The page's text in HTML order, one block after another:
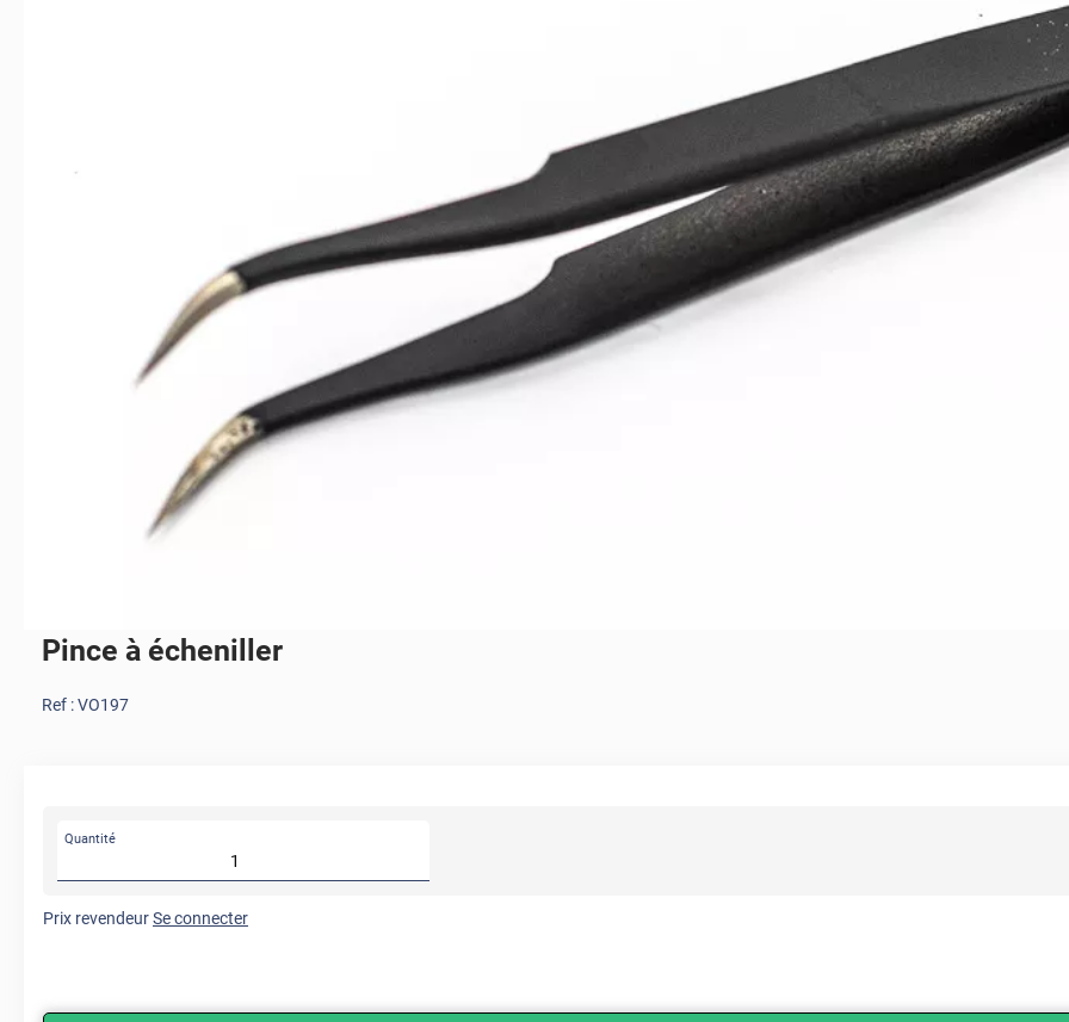
Pince à écheniller
Ref :VO197
Quantité
Prix revendeurSe connecter